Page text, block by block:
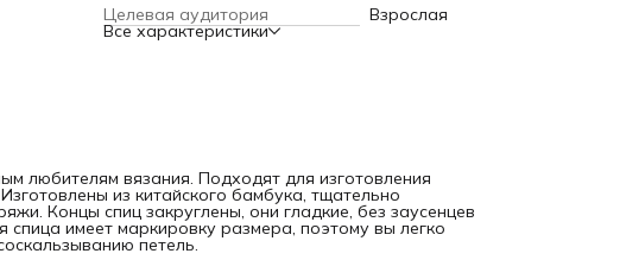
Диаметр спицы: 2,5 мм.
Длина: 33 см.
Целевая аудитория
Взрослая
Все характеристики
любителям вязания. Подходят для изготовления
из китайского бамбука, тщательно
Концы спиц закруглены, они гладкие, без заусенцев
имеет маркировку размера, поэтому вы легко
петель.